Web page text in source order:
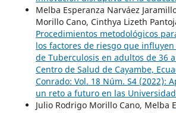
Melba Esperanza Narváez
Morillo Cano, Cinthya Lizeth
Procedimientos metodológicos
los factores de riesgo que
de Tuberculosis en adultos de 36
Centro de Salud de Cayambe,
Conrado: Vol. 18 Núm. S4 (2022):
un reto a futuro en las
Julio Rodrigo Morillo Cano, Melba